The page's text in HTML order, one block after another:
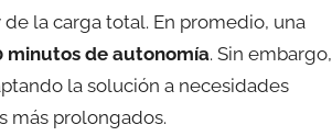
la carga total. En promedio, una
minutos de autonomía. Sin embargo,
la solución a necesidades
más prolongados.